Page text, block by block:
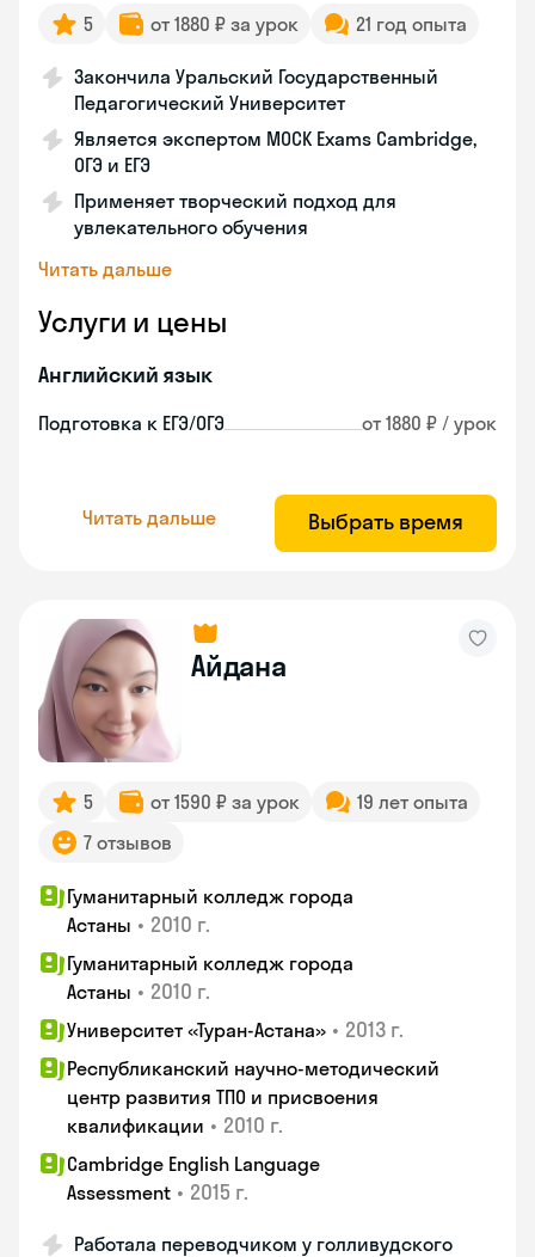
5 от 1880 ₽ за урок 21 год опыта
Закончила Уральский Государственный
Педагогический Университет
Является экспертом MOCK Exams Cambridge,
ОГЭ и ЕГЭ
Применяет творческий подход для
увлекательного обучения
Читать дальше
Услуги и цены
Английский язык
Подготовка к ЕГЭ/ОГЭ от 1880 ₽ / урок
Читать дальше Выбрать время
Айдана
5 от 1590 ₽ за урок
19 лет опыта
7 отзывов
Гуманитарный колледж города
Астаны • 2010 г.
Гуманитарный колледж города
Астаны • 2010 г.
Университет «Туран-Астана» • 2013 г.
Республиканский научно-методический
центр развития ТПО и присвоения
квалификации • 2010 г.
Cambridge English Language
Assessment • 2015 г.
Работала переводчиком у голливудского